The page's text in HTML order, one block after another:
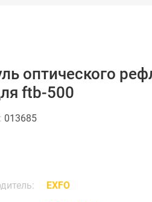
оптического
ftb-500
013685
EXFO